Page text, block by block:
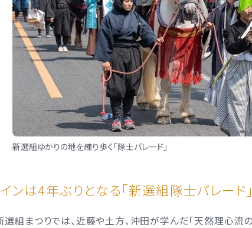
新選組ゆかりの地を練り歩く「隊士パレード」
ンは4年ぶりとなる「新選組隊士パレード」
選組まつりでは、近藤や土方、沖田が学んだ「天然理心流